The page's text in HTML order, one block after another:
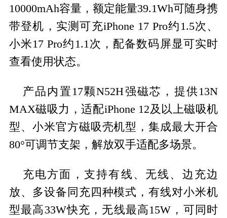
10000mAh容量，额定能量39.1Wh可随身携
带登机，实测可充iPhone 17 Pro约1.5次、
小米17 Pro约1.1次，配备数码屏显可实时
查看使用状态。
产品内置17颗N52H强磁芯，提供13N
MAX磁吸力，适配iPhone 12及以上磁吸机
型、小米官方磁吸壳机型，集成最大开合
80°可调节支架，解放双手适配多场景。
充电方面，支持有线、无线、边充边
放、多设备同充四种模式，有线对小米机
型最高33W快充，无线最高15W，可同时